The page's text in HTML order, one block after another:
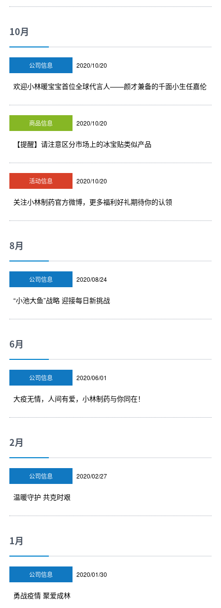
10月
公司信息 2020/10/20
欢迎小林暖宝宝首位全球代言人——颜才兼备的千面小生任嘉伦
商品信息 2020/10/20
【提醒】请注意区分市场上的冰宝贴类似产品
活动信息 2020/10/20
关注小林制药官方微博，更多福利好礼期待你的认领
8月
公司信息 2020/08/24
“小池大鱼”战略 迎接每日新挑战
6月
公司信息 2020/06/01
大疫无情，人间有爱，小林制药与你同在！
2月
公司信息 2020/02/27
温暖守护 共克时艰
1月
公司信息 2020/01/30
勇战疫情 聚爱成林